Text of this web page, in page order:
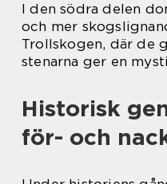
I den södra delen
och mer
Trollskogen, där de
stenarna ger en
Historisk
för- och